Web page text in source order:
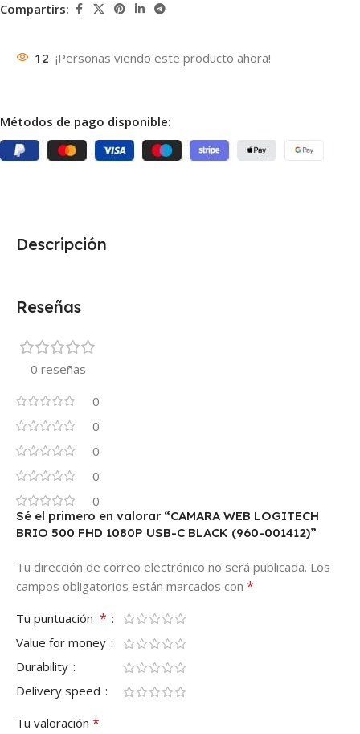
Compartirs:
12 ¡Personas viendo este producto ahora!
Métodos de pago disponible:
Descripción
Reseñas
0 reseñas
0
0
0
0
0
Sé el primero en valorar “CAMARA WEB LOGITECH
BRIO 500 FHD 1080P USB-C BLACK (960-001412)”
Tu dirección de correo electrónico no será publicada. Los
campos obligatorios están marcados con *
Tu puntuación *
Value for money
Durability
Delivery speed
Tu valoración *